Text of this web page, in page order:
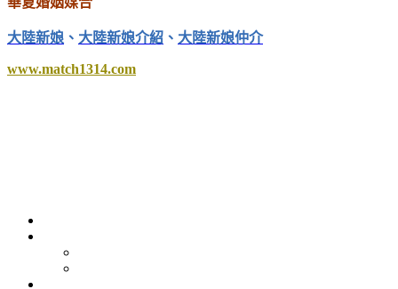
大陸新娘 、 大陸新娘介紹 、 大陸新娘仲介
www.match1314.com